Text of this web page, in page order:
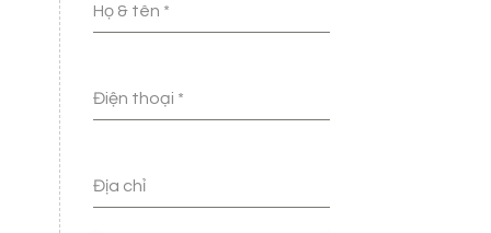
Họ & tên *
Điện thoại *
Địa chỉ